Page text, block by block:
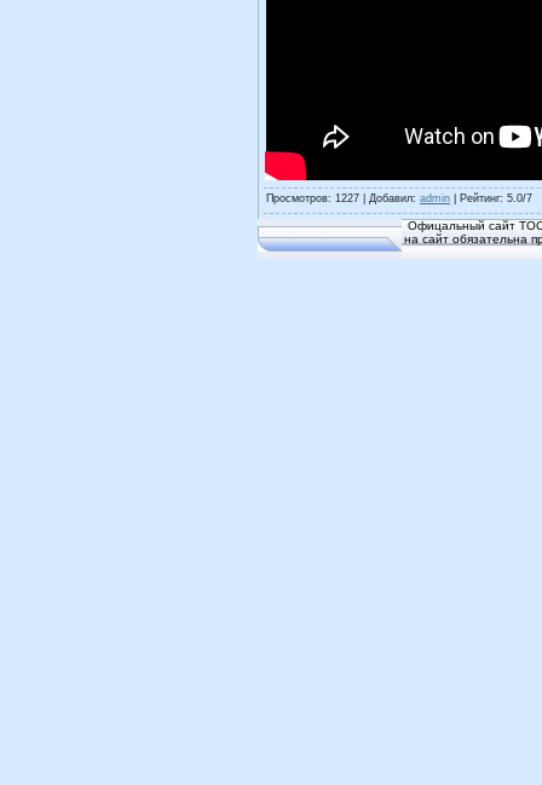
Просмотров: 1227 | Добавил: admin Рейтинг: 5.0/7
Офицальный сайт
на сайт обязательна